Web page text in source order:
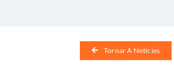
Tornar A Notícies